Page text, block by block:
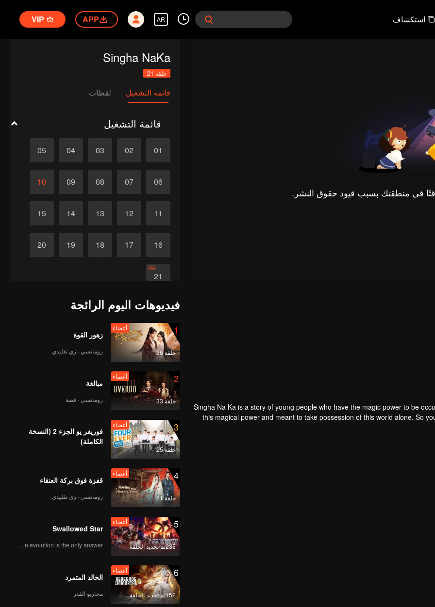
استكشاف AR
APP
VIP
في منطقتك بسبب قيود حقوق النشر.
Singha NaKa
حلقة 21
قائمة التشغيل لقطات
قائمة التشغيل
01
02
03
04
05
06
07
08
09
10
11
12
13
14
15
16
17
18
19
20
21
نهاية
Singha Na Ka is a story of young people who have the magic power to be
this magical power and meant to take possession of this world alone. So
stop this scientist. And to save the world not to fall into the hands of the
فيديوهات اليوم الرائجة
1
حلقة 36
أعضاء
زهور القوة
رومانسي · زي تقليدي
2
حلقة 33
أعضاء
مبالغة
رومانسي · قصة
3
حلقة 25
أعضاء
فوريفر يو الجزء 2 (النسخة
الكاملة)
4
حلقة 21
أعضاء
قفزة فوق بركة العنقاء
رومانسي · زي تقليدي
5
235تم تجديد الحلقة
أعضاء
Swallowed Star
Human evolution is the only answer.
6
152تم تجديد الحلقة
أعضاء
الخالد المتمرد
محاربو القدر